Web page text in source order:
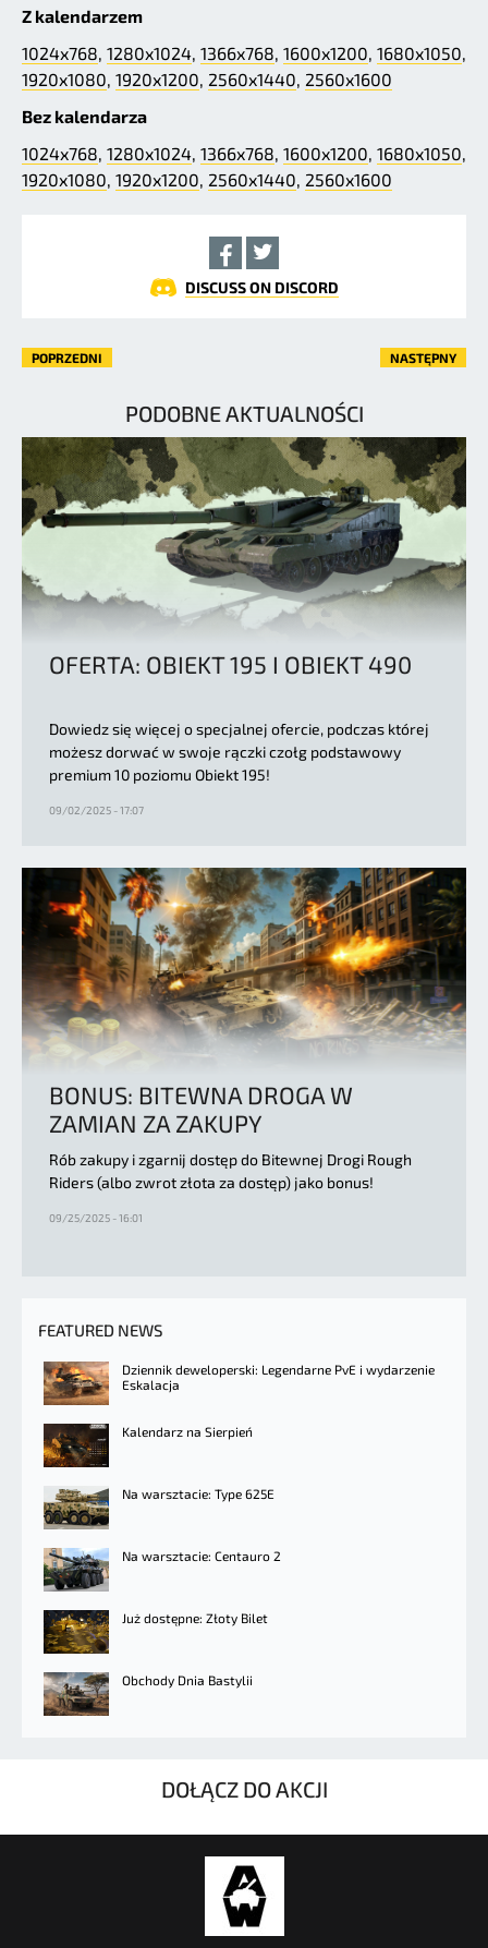
Z kalendarzem
1024x768 1280x1024 1366x768 1600x1200 1680x1050
1920x1080 1920x1200 2560x1440 2560x1600
Bez kalendarza
1024x768 1280x1024 1366x768 1600x1200 1680x1050
1920x1080 1920x1200 2560x1440 2560x1600
DISCUSS ON DISCORD
POPRZEDNI NASTĘPNY
PODOBNE AKTUALNOŚCI
OFERTA: OBIEKT 195 I OBIEKT 490
Dowiedz się więcej o specjalnej ofercie, podczas której
możesz dorwać w swoje rączki czołg podstawowy
premium 10 poziomu Obiekt 195!
09/02/2025 - 17:07
BONUS: BITEWNA DROGA W
ZAMIAN ZA ZAKUPY
Rób zakupy i zgarnij dostęp do Bitewnej Drogi Rough
Riders (albo zwrot złota za dostęp) jako bonus!
09/25/2025 - 16:01
FEATURED NEWS
Dziennik deweloperski: Legendarne PvE i wydarzenie
Eskalacja
Kalendarz na Sierpień
Na warsztacie: Type 625E
Na warsztacie: Centauro 2
Już dostępne: Złoty Bilet
Obchody Dnia Bastylii
DOŁĄCZ DO AKCJI